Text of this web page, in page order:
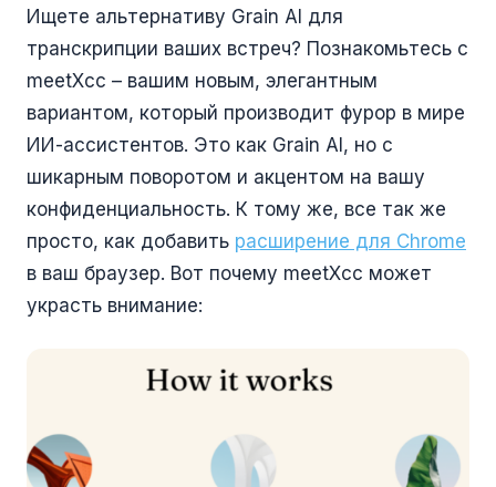
Ищете альтернативу Grain AI для
транскрипции ваших встреч? Познакомьтесь с
meetXcc – вашим новым, элегантным
вариантом, который производит фурор в мире
ИИ-ассистентов. Это как Grain AI, но с
шикарным поворотом и акцентом на вашу
конфиденциальность. К тому же, все так же
просто, как добавить расширение для Chrome
в ваш браузер. Вот почему meetXcc может
украсть внимание: